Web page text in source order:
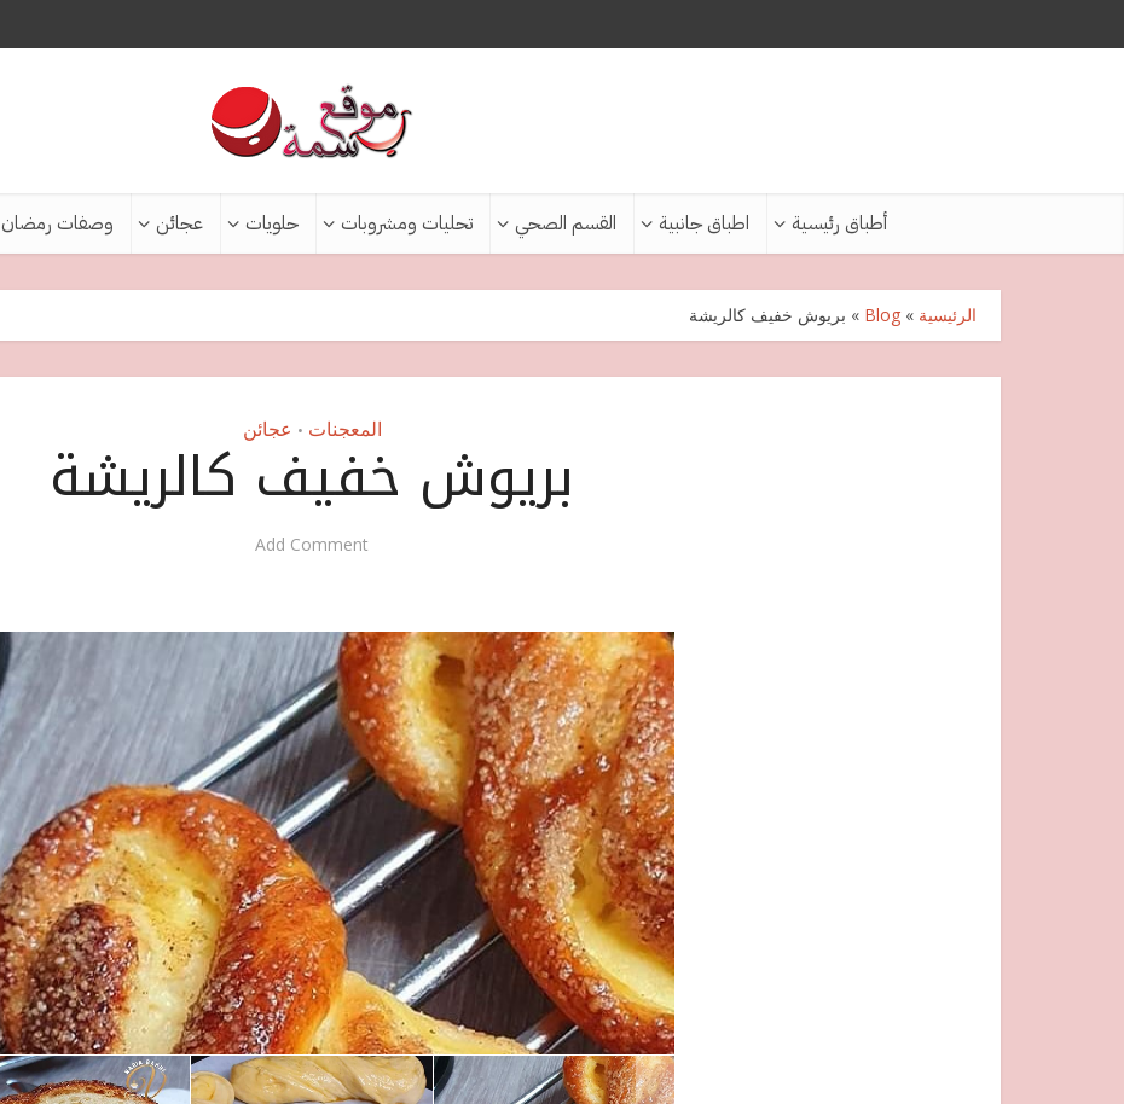
أطباق رئيسية اطباق جانبية القسم الصحي تحليات ومشروبات حلويات عجائن وصفات رمضان
الرئيسية »
Blog
» بريوش خفيف كالريشة
المعجنات • عجائن
بريوش خفيف كالريشة
Add Comment